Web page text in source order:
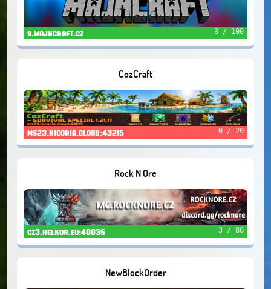
s.majncraft.cz 3 / 100
CozCraft
ms23.hicoria.cloud:43215 0 / 20
Rock N Ore
cz3.helkor.eu:40036 3 / 80
NewBlockOrder